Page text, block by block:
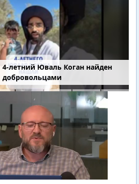
4-летний Юваль Коган найден
добровольцами